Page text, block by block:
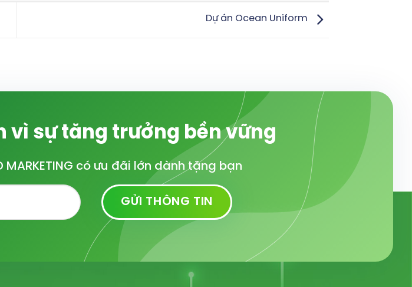
Dự án Ocean Uniform
vì sự tăng trưởng bền vững
MARKETING có ưu đãi lớn dành tặng bạn